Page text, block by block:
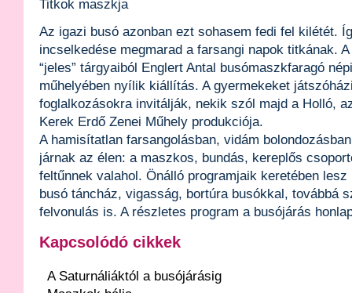
Titkok maszkja
Az igazi busó azonban ezt sohasem fedi fel kilétét.
incselkedése megmarad a farsangi napok titkának.
“jeles” tárgyaiból Englert Antal busómaszkfaragó
műhelyében nyílik kiállítás. A gyermekeket
foglalkozásokra invitálják, nekik szól majd a Holló,
Kerek Erdő Zenei Műhely produkciója.
A hamisítatlan farsangolásban, vidám
járnak az élen: a maszkos, bundás, kereplős
feltűnnek valahol. Önálló programjaik keretében lesz
busó táncház, vigasság, bortúra busókkal, továbbá
felvonulás is. A részletes program a busójárás
Kapcsolódó cikkek
A Saturnáliáktól a busójárásig